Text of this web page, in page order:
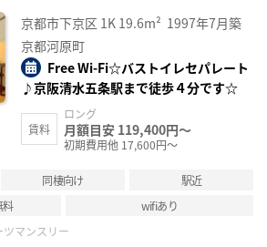
に入
り登
京都市下京区 1K 19.6m² 1997年7月築
京都河原町
Free Wi-Fi☆バストイレセパレート
♪京阪清水五条駅まで徒歩４分です☆
賃料
ロング
月額目安 119,400円～
初期費用他 17,600円～
同棲向け
駅近
料
wifiあり
マンスリー